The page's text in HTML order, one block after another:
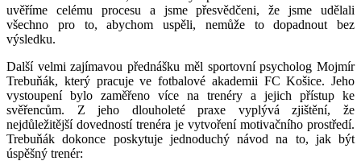
uvěříme celému procesu a jsme přesvědčeni, že jsme udělali
všechno pro to, abychom uspěli, nemůže to dopadnout bez
výsledku.
Další velmi zajímavou přednášku měl sportovní psycholog Mojmír
Trebuňák, který pracuje ve fotbalové akademii FC Košice. Jeho
vystoupení bylo zaměřeno více na trenéry a jejich přístup ke
svěřencům. Z jeho dlouholeté praxe vyplývá zjištění, že
nejdůležitější dovedností trenéra je vytvoření motivačního prostředí.
Trebuňák dokonce poskytuje jednoduchý návod na to, jak být
úspěšný trenér: